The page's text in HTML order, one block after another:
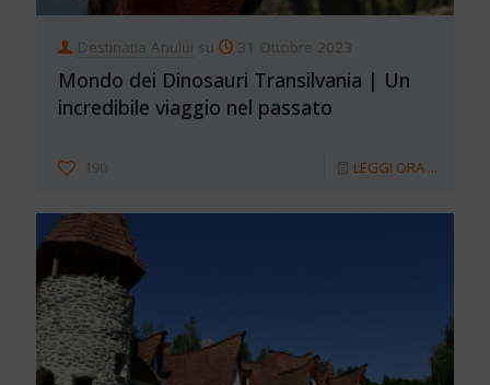
Destinatia Anului su 31 Ottobre 2023
Mondo dei Dinosauri Transilvania | Un
incredibile viaggio nel passato
190 LEGGI ORA ...